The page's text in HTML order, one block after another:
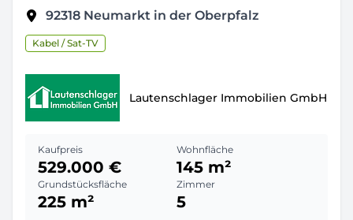
92318 Neumarkt in der Oberpfalz
Kabel / Sat-TV
Lautenschlager Immobilien GmbH
Kaufpreis
529.000 €
Wohnfläche
145 m²
Grundstücksfläche
225 m²
Zimmer
5